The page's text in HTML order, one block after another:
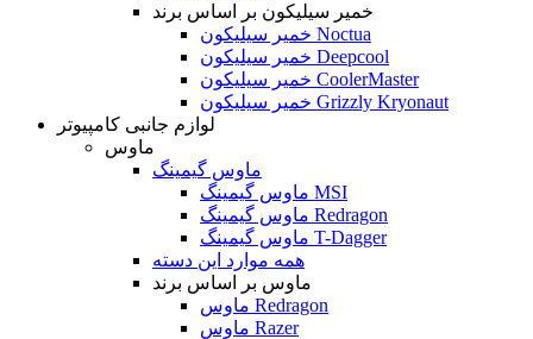
خمیر سیلیکون بر اساس برند
خمیر سیلیکون Noctua
خمیر سیلیکون Deepcool
خمیر سیلیکون CoolerMaster
خمیر سیلیکون Grizzly Kryonaut
لوازم جانبی کامپیوتر
ماوس
ماوس گیمینگ
ماوس گیمینگ MSI
ماوس گیمینگ Redragon
ماوس گیمینگ T-Dagger
همه موارد این دسته
ماوس بر اساس برند
ماوس Redragon
ماوس Razer